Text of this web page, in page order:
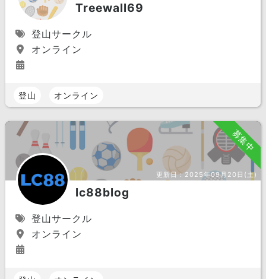
Treewall69
登山サークル
オンライン
登山 オンライン
募集中
更新日：2025年09月20日(土)
lc88blog
登山サークル
オンライン